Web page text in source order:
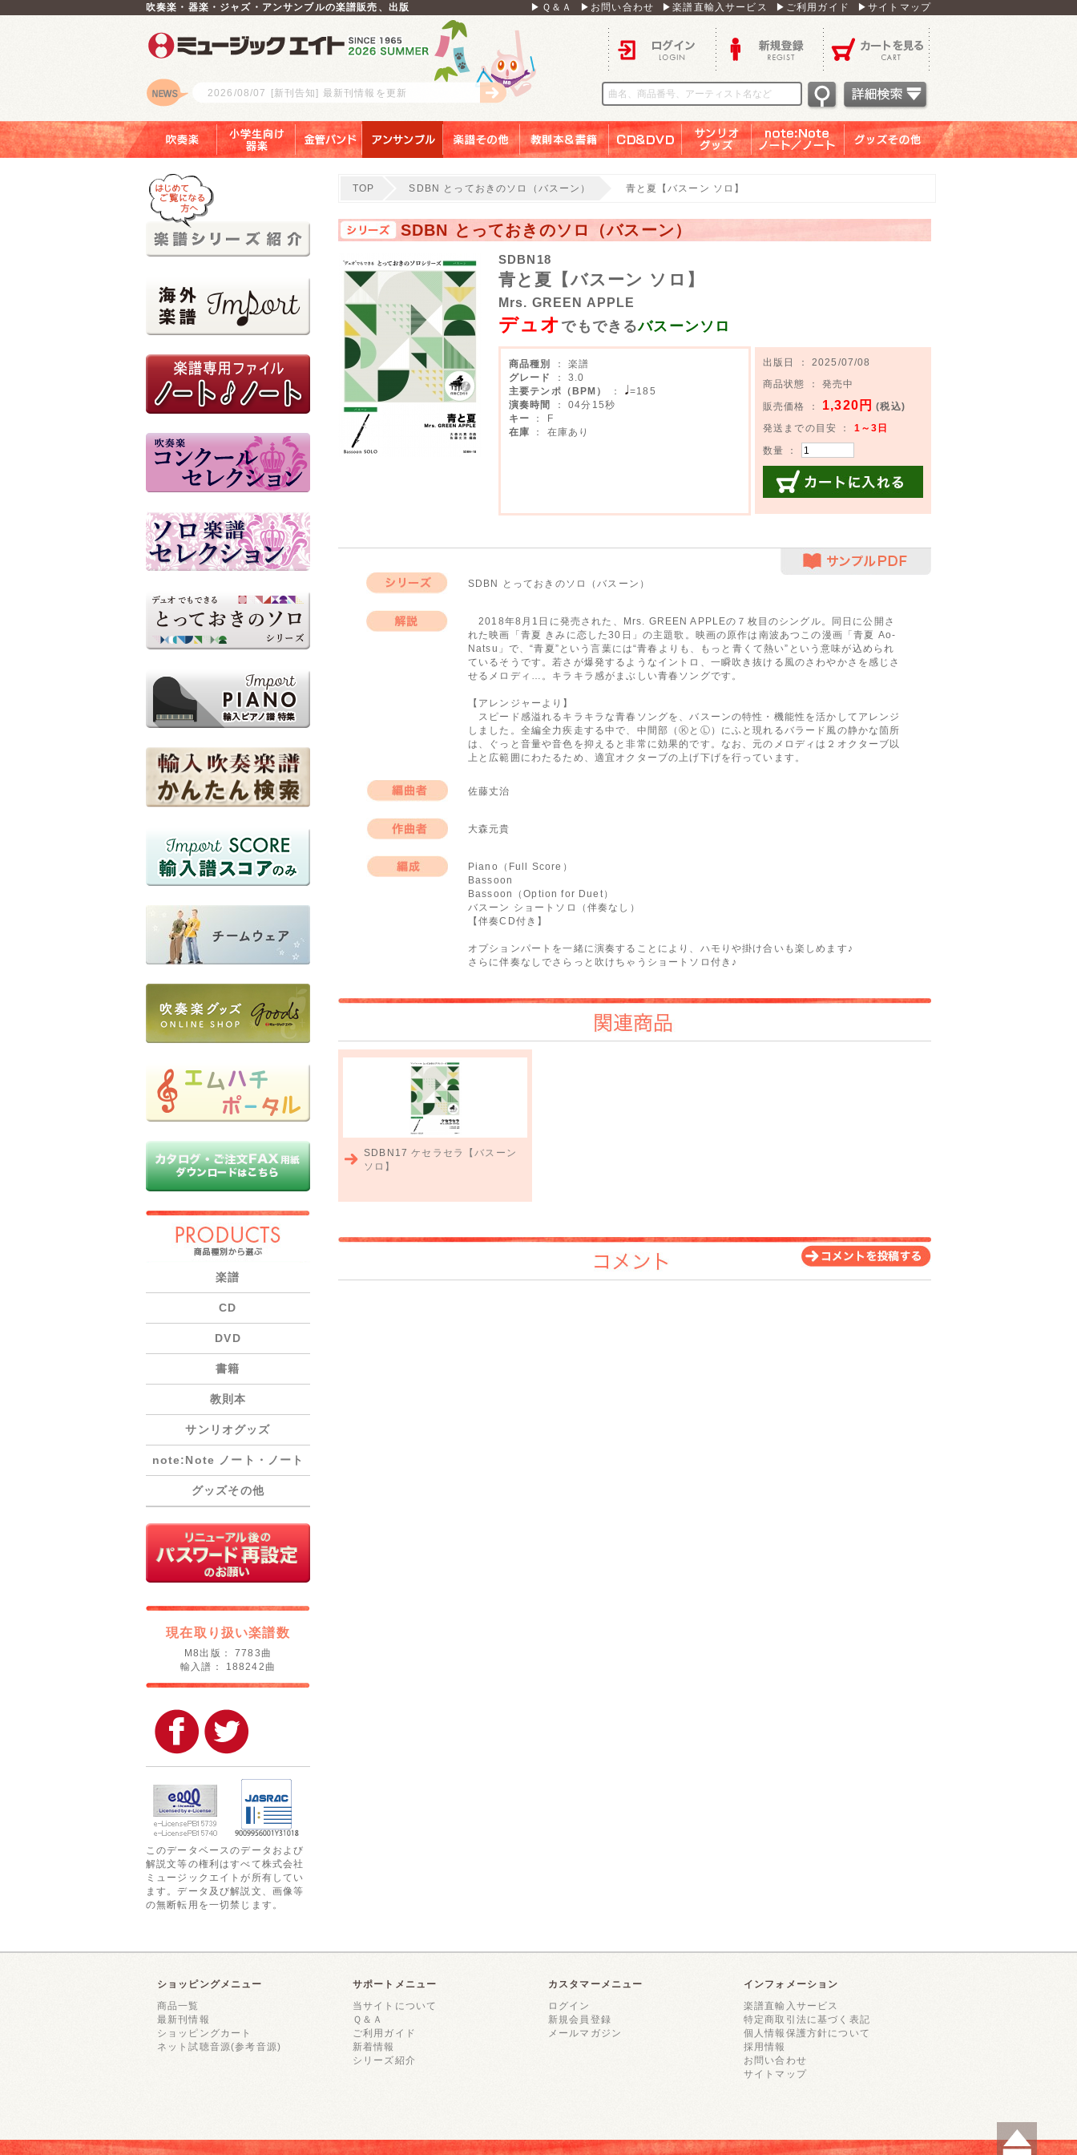
吹奏楽・器楽・ジャズ・アンサンブルの楽譜販売、出版 ▶Ｑ＆Ａ ▶お問い合わせ ▶楽譜直輸入サービス ▶ご利用ガイド ▶サイトマップ
ロゴ
2026/08/07 [新刊告知] 最新刊情報を更新
楽譜
CD
DVD
書籍
教則本
サンリオグッズ
note:Note ノート・ノート
グッズその他
現在取り扱い楽譜数
M8出版： 7783曲
輸入譜： 188242曲
このデータベースのデータおよび
解説文等の権利はすべて株式会社
ミュージックエイトが所有してい
ます。データ及び解説文、画像等
の無断転用を一切禁じます。
TOP SDBN とっておきのソロ（バスーン） 青と夏【バスーン ソロ】
SDBN とっておきのソロ（バスーン）
SDBN18
青と夏【バスーン ソロ】
Mrs. GREEN APPLE
デュオ でもできるバスーンソロ
商品種別
： 楽譜
グレード
： 3.0
主要テンポ（BPM）
：
=185
演奏時間
： 04分15秒
キー
： F
在庫
： 在庫あり
出版日 ： 2025/07/08
商品状態 ： 発売中
販売価格 ： 1,320円 (税込)
発送までの目安 ： 1～3日
数量 ：
SDBN とっておきのソロ（バスーン）
2018年8月1日に発売された、Mrs. GREEN APPLEの７枚目のシングル。同日に公開さ
れた映画「青夏 きみに恋した30日」の主題歌。映画の原作は南波あつこの漫画「青夏 Ao-
Natsu」で、“青夏”という言葉には“青春よりも、もっと青くて熱い”という意味が込められ
ているそうです。若さが爆発するようなイントロ、一瞬吹き抜ける風のさわやかさを感じさ
せるメロディ…。キラキラ感がまぶしい青春ソングです。
【アレンジャーより】
スピード感溢れるキラキラな青春ソングを、バスーンの特性・機能性を活かしてアレンジ
しました。全編全力疾走する中で、中間部（ⓀとⓁ）にふと現れるバラード風の静かな箇所
は、ぐっと音量や音色を抑えると非常に効果的です。なお、元のメロディは２オクターブ以
上と広範囲にわたるため、適宜オクターブの上げ下げを行っています。
佐藤丈治
大森元貴
Piano（Full Score）
Bassoon
Bassoon（Option for Duet）
バスーン ショートソロ（伴奏なし）
【伴奏CD付き】
オプションパートを一緒に演奏することにより、ハモりや掛け合いも楽しめます♪
さらに伴奏なしでさらっと吹けちゃうショートソロ付き♪
関連商品
SDBN17ケセラセラ【バスーン
ソロ】
コメント
ショッピングメニュー
商品一覧
最新刊情報
ショッピングカート
ネット試聴音源(参考音源)
サポートメニュー
当サイトについて
Ｑ＆Ａ
ご利用ガイド
新着情報
シリーズ紹介
カスタマーメニュー
ログイン
新規会員登録
メールマガジン
インフォメーション
楽譜直輸入サービス
特定商取引法に基づく表記
個人情報保護方針について
採用情報
お問い合わせ
サイトマップ